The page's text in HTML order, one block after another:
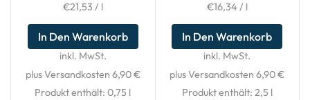
€21,53 / l
In Den Warenkorb
inkl. MwSt.
plus Versandkosten 6,90 €
Produkt enthält: 0,75 l
€16,34 / l
In Den Warenkorb
inkl. MwSt.
plus Versandkosten 6,90 €
Produkt enthält: 2,5 l